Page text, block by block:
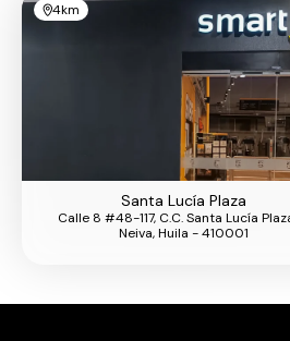
4km
Santa Lucía Plaza
Calle 8 #48-117, C.C. Santa Lucía
Neiva, Huila - 410001